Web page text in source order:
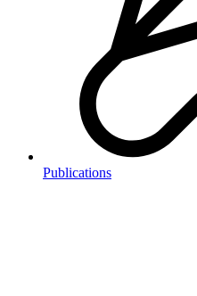
Publications